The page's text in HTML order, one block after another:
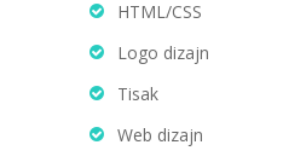
HTML/CSS
Logo dizajn
Tisak
Web dizajn